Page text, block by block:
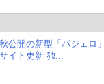
公開の新型「パジェロ」
イト更新 独...